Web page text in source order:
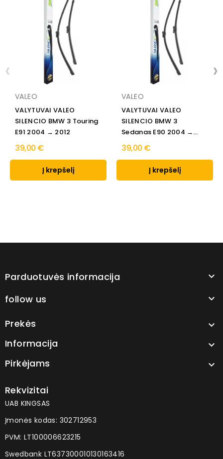
VALEO
VALYTUVAI VALEO
SILENCIO BMW 3 Touring
E91 2004 → 2012
39,00 €
Į krepšelį
VALEO
VALYTUVAI VALEO
SILENCIO BMW 3
Sedanas E90 2004 →
2011
39,00 €
Į krepšelį
‹ ›
Parduotuvės informacija 
follow us 
Prekės 
Informacija 
Pirkėjams 
Rekvizitai
UAB KINGSAS
Įmonės kodas: 302712953
PVM: LT100006623215
Swedbank LT637300010130163416